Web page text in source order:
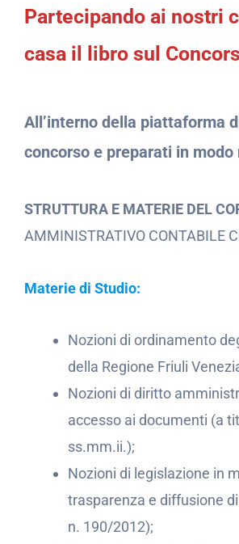
Partecipando ai nostri
casa il libro sul
All’interno della piattaforma
concorso e preparati in
STRUTTURA E MATERIE DEL
AMMINISTRATIVO CONTABILE
Materie di Studio:
Nozioni di ordinamento
della Regione Friuli
Nozioni di diritto
accesso ai documenti (a
ss.mm.ii.);
Nozioni di legislazione in
trasparenza e diffusione
n. 190/2012);